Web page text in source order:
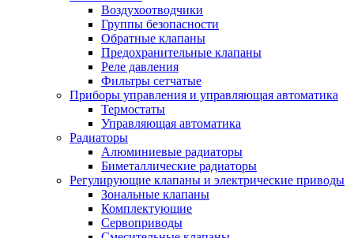
Воздухоотводчики
Группы безопасности
Обратные клапаны
Предохранительные клапаны
Реле давления
Фильтры сетчатые
Приборы управления и управляющая автоматика
Термостаты
Управляющая автоматика
Радиаторы
Алюминиевые радиаторы
Биметаллические радиаторы
Регулирующие клапаны и электрические приводы
Зональные клапаны
Комплектующие
Сервоприводы